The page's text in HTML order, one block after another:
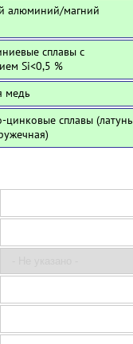
алюминий/магний
сплавы с
Si<0,5 %
медь
сплавы (латунь